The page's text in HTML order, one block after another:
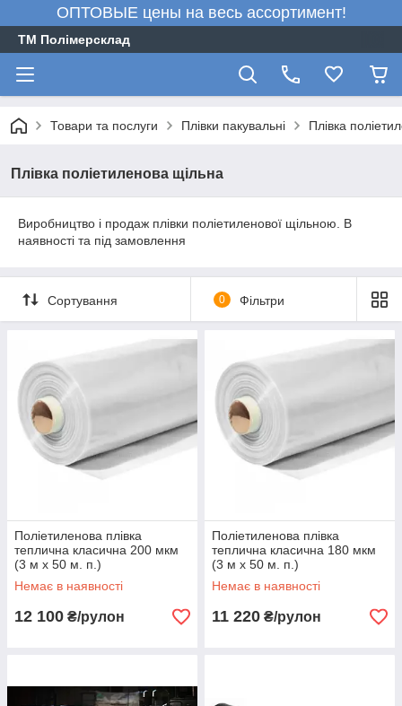
ОПТОВЫЕ цены на весь ассортимент!
ТМ Полімерсклад
Товари та послуги Плівки пакувальні Плівка
Плівка поліетиленова щільна
Виробництво і продаж плівки поліетиленової щільною. В
наявності та під замовлення
Сортування 0 Фільтри
Поліетиленова плівка
теплична класична 200 мкм
(3 м х 50 м. п.)
Немає в наявності
12 100 ₴/рулон
Поліетиленова плівка
теплична класична 180 мкм
(3 м х 50 м. п.)
Немає в наявності
11 220 ₴/рулон